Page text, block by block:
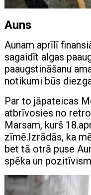
Auns
Aunam aprīlī
sagaidīt algas
paaugstināšanu
notikumi būs
Par to jāpateicas
atbrīvosies no
Marsam, kurš
zīmē.Izrādās, ka
bet tā otrā puse
spēka un